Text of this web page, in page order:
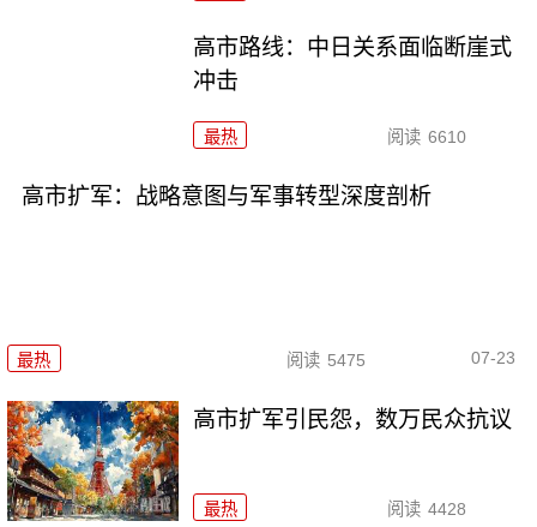
高市路线：中日关系面临断崖式
冲击
最热 阅读 6610
高市扩军：战略意图与军事转型深度剖析
最热 阅读 5475 07-23
高市扩军引民怨，数万民众抗议
最热 阅读 4428